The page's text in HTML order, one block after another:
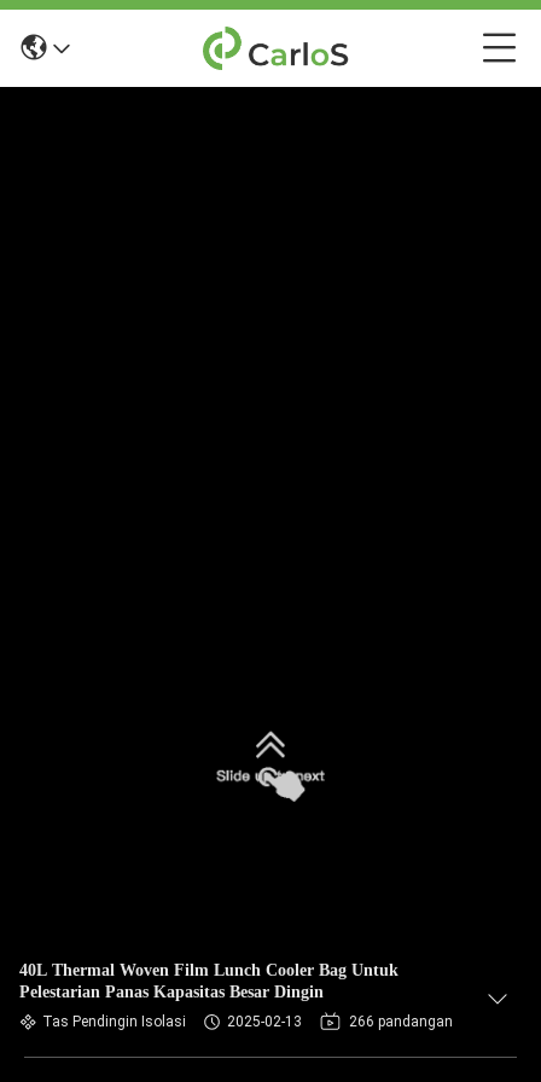
40L Thermal Woven Film Lunch Cooler Bag Untuk
Pelestarian Panas Kapasitas Besar Dingin
Tas Pendingin Isolasi 2025-02-13 266 pandangan